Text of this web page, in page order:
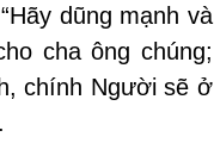
dũng mạnh và
cha ông chúng;
chính Người sẽ ở